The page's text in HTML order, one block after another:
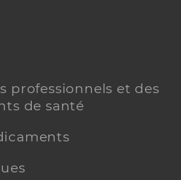
professionnels et des
de santé